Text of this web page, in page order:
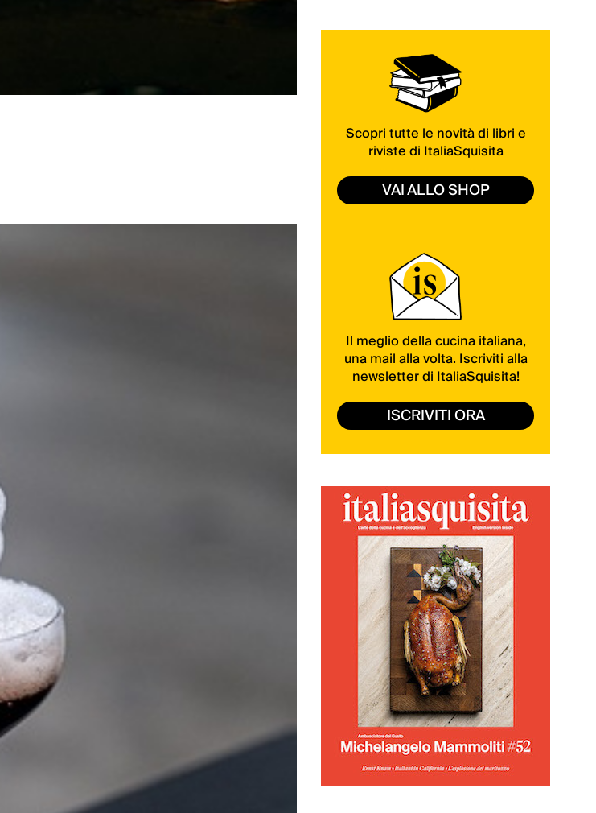
Scopri tutte le novità di libri e
riviste di ItaliaSquisita
VAI ALLO SHOP
Il meglio della cucina italiana,
una mail alla volta. Iscriviti alla
newsletter di ItaliaSquisita!
ISCRIVITI ORA